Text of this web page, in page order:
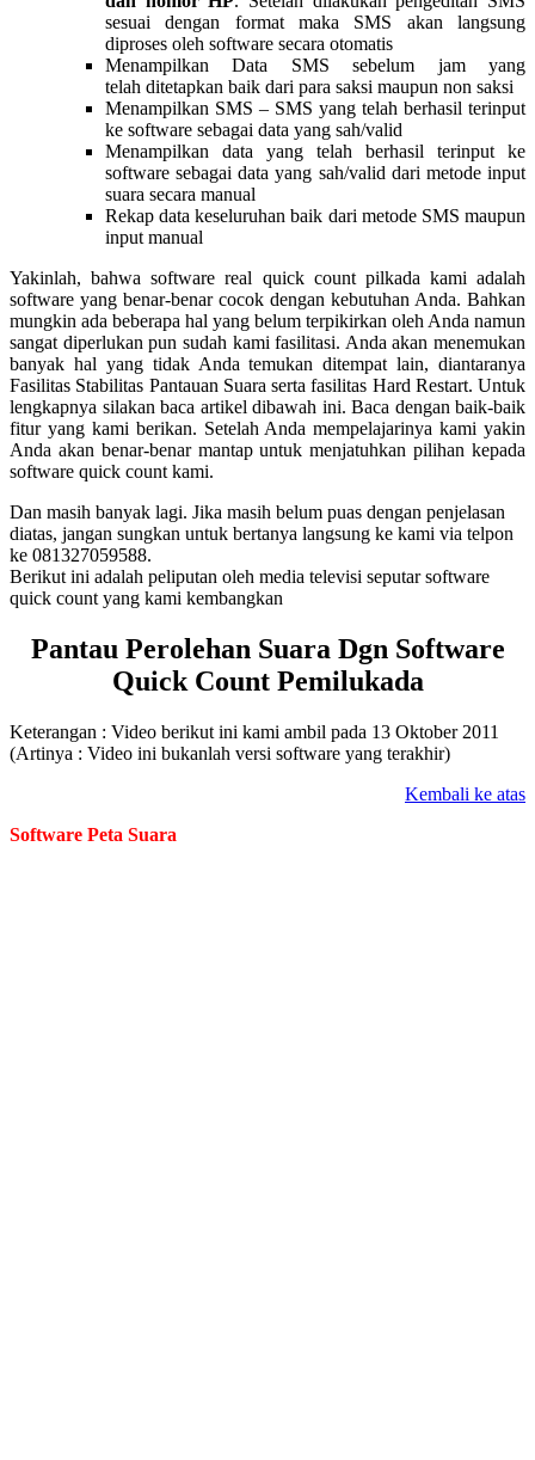
sesuai dengan format maka SMS akan langsung
diproses oleh software secara otomatis
Menampilkan Data SMS sebelum jam yang
telah ditetapkan baik dari para saksi maupun non saksi
Menampilkan SMS – SMS yang telah berhasil terinput
ke software sebagai data yang sah/valid
Menampilkan data yang telah berhasil terinput ke
software sebagai data yang sah/valid dari metode input
suara secara manual
Rekap data keseluruhan baik dari metode SMS maupun
input manual
Yakinlah, bahwa software real quick count pilkada kami adalah
software yang benar-benar cocok dengan kebutuhan Anda. Bahkan
mungkin ada beberapa hal yang belum terpikirkan oleh Anda namun
sangat diperlukan pun sudah kami fasilitasi. Anda akan menemukan
banyak hal yang tidak Anda temukan ditempat lain, diantaranya
Fasilitas Stabilitas Pantauan Suara serta fasilitas Hard Restart. Untuk
lengkapnya silakan baca artikel dibawah ini. Baca dengan baik-baik
fitur yang kami berikan. Setelah Anda mempelajarinya kami yakin
Anda akan benar-benar mantap untuk menjatuhkan pilihan kepada
software quick count kami.
Dan masih banyak lagi. Jika masih belum puas dengan penjelasan
diatas, jangan sungkan untuk bertanya langsung ke kami via telpon
ke 081327059588.
Berikut ini adalah peliputan oleh media televisi seputar software
quick count yang kami kembangkan
Pantau Perolehan Suara Dgn Software
Quick Count Pemilukada
Keterangan : Video berikut ini kami ambil pada 13 Oktober 2011
(Artinya : Video ini bukanlah versi software yang terakhir)
Kembali ke atas
Software Peta Suara